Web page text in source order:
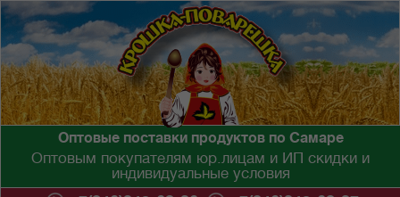
Оптовые поставки продуктов по Самаре
Оптовым покупателям юр.лицам и ИП скидки и
индивидуальные условия